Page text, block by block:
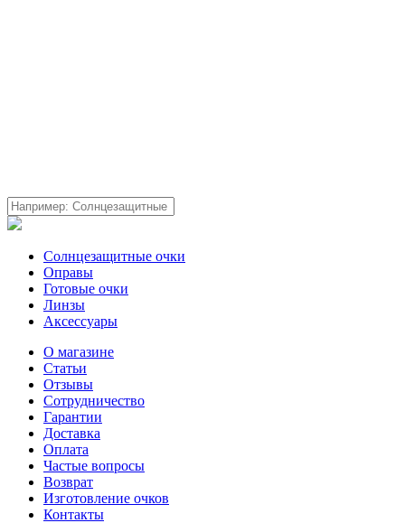
Солнцезащитные очки
Оправы
Готовые очки
Линзы
Аксессуары
О магазине
Статьи
Отзывы
Сотрудничество
Гарантии
Доставка
Оплата
Частые вопросы
Возврат
Изготовление очков
Контакты